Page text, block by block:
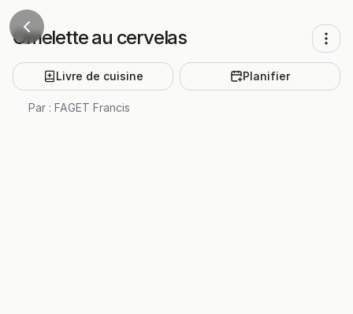
Omelette au cervelas
Livre de cuisine Planifier
Par : FAGET Francis